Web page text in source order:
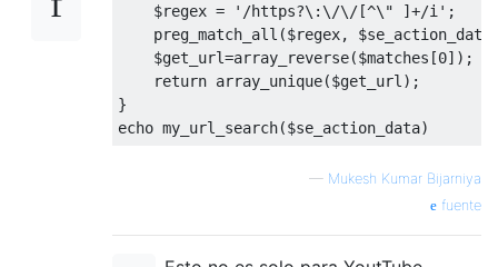
    $regex
= '/https?\:\/\/[^\" ]+/i' ;
    preg_match_all
($regex, $se_action_data
    $get_url
=array_reverse($matches [0]);
return array_unique($get_url );
}
echo my_url_search($se_action_data)
— Mukesh Kumar Bijarniya
fuente